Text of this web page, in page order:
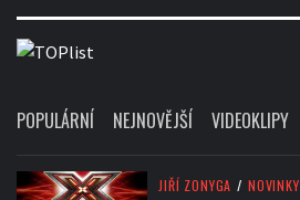
POPULÁRNÍ NEJNOVĚJŠÍ VIDEOKLIPY
JIŘÍ ZONYGA / NOVINKY